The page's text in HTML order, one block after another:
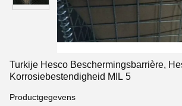
Turkije Hesco Beschermingsbarrière,
Korrosiebestendigheid MIL 5
Productgegevens